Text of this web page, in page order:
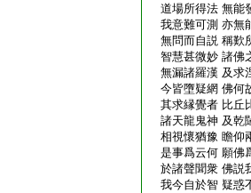
道場所得法 無能
我意難可測 亦無
無問而自説 稱歎
智慧甚微妙 諸佛
無漏諸羅漢 及求
今皆墮疑網 佛何
其求縁覺者 比丘
諸天龍鬼神 及乾
相視懷猶豫 瞻仰
是事爲云何 願佛
於諸聲聞衆 佛説
我今自於智 疑惑